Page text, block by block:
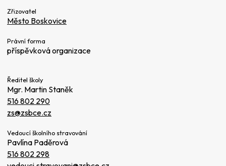
Zřizovatel
Město Boskovice
Právní forma
příspěvková organizace
Ředitel školy
Mgr. Martin Staněk
516 802 290
zs@zsbce.cz
Vedoucí školního stravování
Pavlína Paděrová
516 802 298